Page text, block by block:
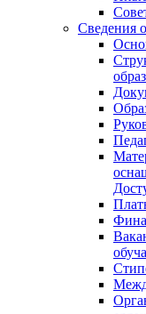
Сведения